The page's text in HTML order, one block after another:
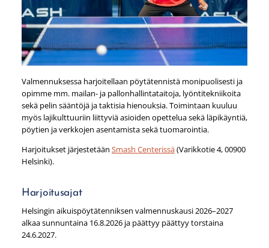
Valmennuksessa harjoitellaan pöytätennistä monipuolisesti ja
opimme mm. mailan- ja pallonhallintataitoja, lyöntitekniikoita
sekä pelin sääntöjä ja taktisia hienouksia. Toimintaan kuuluu
myös lajikulttuuriin liittyviä asioiden opettelua sekä läpikäyntiä,
pöytien ja verkkojen asentamista sekä tuomarointia.
Harjoitukset järjestetään Smash Centerissä(Varikkotie 4, 00900
Helsinki).
Harjoitusajat
Helsingin aikuispöytätenniksen valmennuskausi 2026–2027
alkaa sunnuntaina 16.8.2026 ja päättyy päättyy torstaina
24.6.2027.